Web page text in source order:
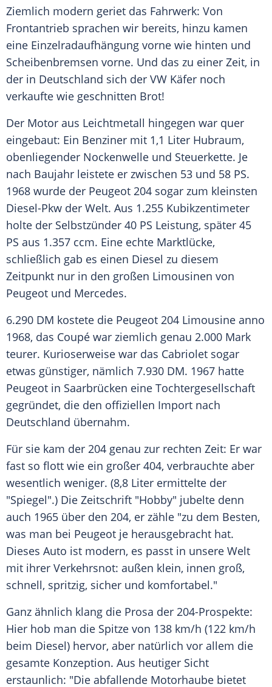
Ziemlich modern geriet das Fahrwerk: Von
Frontantrieb sprachen wir bereits, hinzu kamen
eine Einzelradaufhängung vorne wie hinten und
Scheibenbremsen vorne. Und das zu einer Zeit, in
der in Deutschland sich der VW Käfer noch
verkaufte wie geschnitten Brot!
Der Motor aus Leichtmetall hingegen war quer
eingebaut: Ein Benziner mit 1,1 Liter Hubraum,
obenliegender Nockenwelle und Steuerkette. Je
nach Baujahr leistete er zwischen 53 und 58 PS.
1968 wurde der Peugeot 204 sogar zum kleinsten
Diesel-Pkw der Welt. Aus 1.255 Kubikzentimeter
holte der Selbstzünder 40 PS Leistung, später 45
PS aus 1.357 ccm. Eine echte Marktlücke,
schließlich gab es einen Diesel zu diesem
Zeitpunkt nur in den großen Limousinen von
Peugeot und Mercedes.
6.290 DM kostete die Peugeot 204 Limousine anno
1968, das Coupé war ziemlich genau 2.000 Mark
teurer. Kurioserweise war das Cabriolet sogar
etwas günstiger, nämlich 7.930 DM. 1967 hatte
Peugeot in Saarbrücken eine Tochtergesellschaft
gegründet, die den offiziellen Import nach
Deutschland übernahm.
Für sie kam der 204 genau zur rechten Zeit: Er war
fast so flott wie ein großer 404, verbrauchte aber
wesentlich weniger. (8,8 Liter ermittelte der
"Spiegel".) Die Zeitschrift "Hobby" jubelte denn
auch 1965 über den 204, er zähle "zu dem Besten,
was man bei Peugeot je herausgebracht hat.
Dieses Auto ist modern, es passt in unsere Welt
mit ihrer Verkehrsnot: außen klein, innen groß,
schnell, spritzig, sicher und komfortabel."
Ganz ähnlich klang die Prosa der 204-Prospekte:
Hier hob man die Spitze von 138 km/h (122 km/h
beim Diesel) hervor, aber natürlich vor allem die
gesamte Konzeption. Aus heutiger Sicht
erstaunlich: "Die abfallende Motorhaube bietet